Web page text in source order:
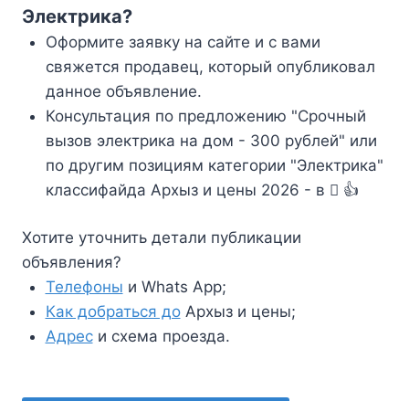
Электрика?
Оформите заявку на сайте и с вами
свяжется продавец, который опубликовал
данное объявление.
Консультация по предложению "Срочный
вызов электрика на дом - 300 рублей" или
по другим позициям категории "Электрика"
классифайда Архыз и цены 2026 - в
👍
Хотите уточнить детали публикации
объявления?
Телефоны и Whats App;
Как добраться доАрхыз и цены;
Адреси схема проезда.